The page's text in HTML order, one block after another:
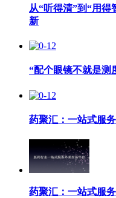
从“听得清”到“用得
新
“配个眼镜不就是测
药聚汇：一站式服
药聚汇：一站式服